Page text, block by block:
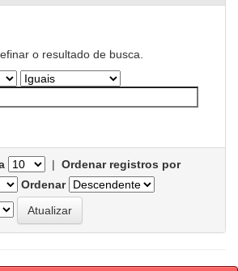
o resultado de busca.
| Ordenar registros por
Ordenar